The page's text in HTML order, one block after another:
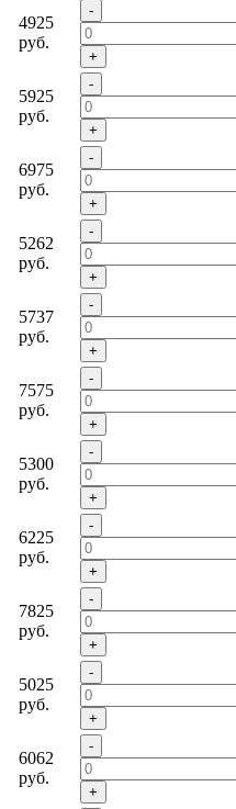
4925
руб.
-
+
5925
руб.
-
+
6975
руб.
-
+
5262
руб.
-
+
5737
руб.
-
+
7575
руб.
-
+
5300
руб.
-
+
6225
руб.
-
+
7825
руб.
-
+
5025
руб.
-
+
6062
руб.
-
+